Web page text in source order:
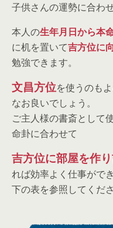
子供さんの運勢に合わ
本人の生年月日から本
に机を置いて吉方位に
勉強できます。
文昌方位を使うのもよ
なお良いでしょう。
ご主人様の書斎として
命卦に合わせて
吉方位に部屋を作
れば効率よく仕事ができ
下の表を参照してくださ